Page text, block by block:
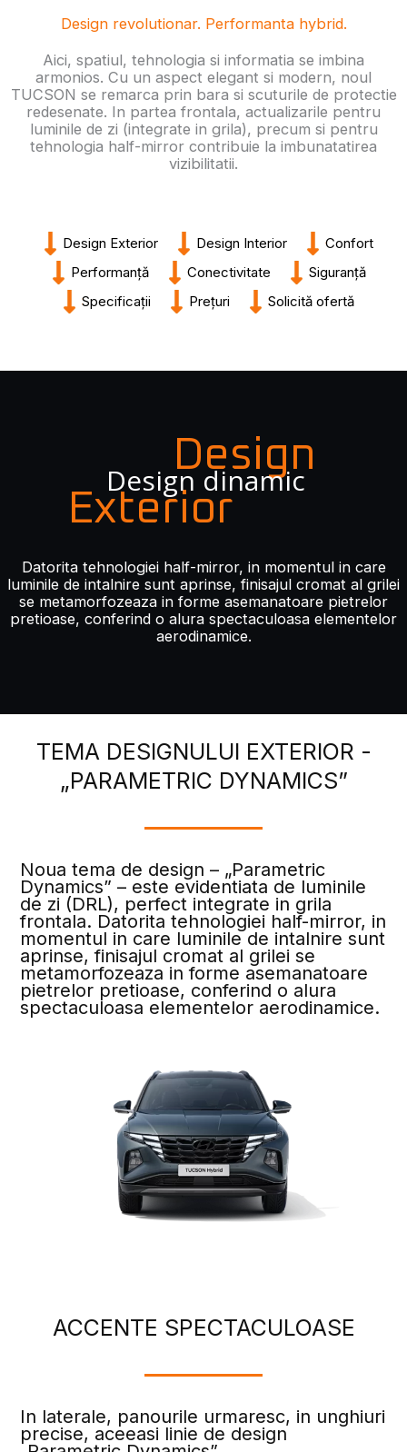
Design revolutionar. Performanta hybrid.
Aici, spatiul, tehnologia si informatia se imbina
armonios. Cu un aspect elegant si modern, noul
TUCSON se remarca prin bara si scuturile de protectie
redesenate. In partea frontala, actualizarile pentru
luminile de zi (integrate in grila), precum si pentru
tehnologia half-mirror contribuie la imbunatatirea
vizibilitatii.
Design Exterior Design Interior
Confort
Performanță
Conectivitate
Siguranță
Specificații
Prețuri Solicită ofertă
Design
Design dinamic
Exterior
Datorita tehnologiei half-mirror, in momentul in care
luminile de intalnire sunt aprinse, finisajul cromat al grilei
se metamorfozeaza in forme asemanatoare pietrelor
pretioase, conferind o alura spectaculoasa elementelor
aerodinamice.
TEMA DESIGNULUI EXTERIOR -
„PARAMETRIC DYNAMICS”
Noua tema de design – „Parametric
Dynamics” – este evidentiata de luminile
de zi (DRL), perfect integrate in grila
frontala. Datorita tehnologiei half-mirror, in
momentul in care luminile de intalnire sunt
aprinse, finisajul cromat al grilei se
metamorfozeaza in forme asemanatoare
pietrelor pretioase, conferind o alura
spectaculoasa elementelor aerodinamice.
ACCENTE SPECTACULOASE
In laterale, panourile urmaresc, in unghiuri
precise, aceeasi linie de design